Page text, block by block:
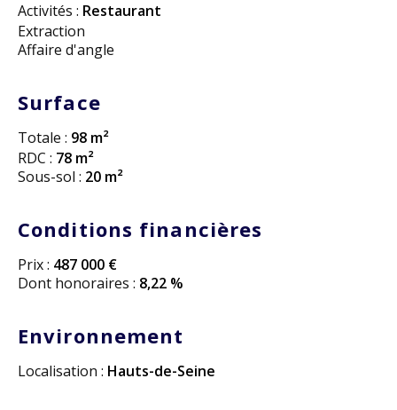
Activités : Restaurant
Extraction
Affaire d'angle
Surface
Totale : 98 m²
RDC : 78 m²
Sous-sol : 20 m²
Conditions financières
Prix : 487 000 €
Dont honoraires : 8,22 %
Environnement
Localisation : Hauts-de-Seine